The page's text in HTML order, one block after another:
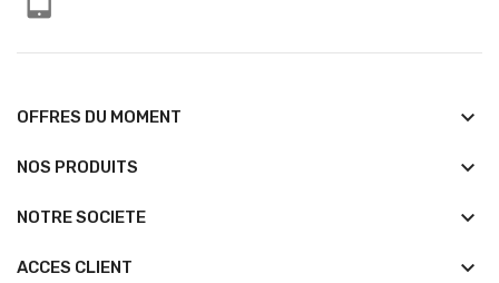
OFFRES DU MOMENT keyboard_arrow_down
NOS PRODUITS keyboard_arrow_down
NOTRE SOCIETE keyboard_arrow_down
ACCES CLIENT keyboard_arrow_down